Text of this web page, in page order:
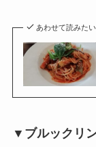
あわせて読みたい
▼ブルックリ